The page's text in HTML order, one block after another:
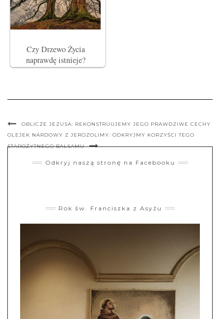
Czy Drzewo Życia
naprawdę istnieje?
OBLICZE JEZUSA: REKONSTRUUJEMY JEGO PRAWDZIWE CECHY
OLEJEK NARDOWY Z JEROZOLIMY: ODKRYJMY KORZYŚCI TEGO
STAROŻYTNEGO BALSAMU
Odkryj naszą stronę na Facebooku
Rok św. Franciszka z Asyżu